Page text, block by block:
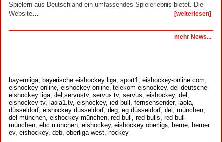
Spielern aus Deutschland ein umfassendes Spielerlebnis bietet. Die
Website…
[weiterlesen]
mehr News...
bayernliga, bayerische eishockey liga, sport1, eishockey-online.com,
eishockey online, eishockey-online, telekom eishockey, del deutsche
eishockey liga, del,servustv, servus tv, servus, eishockey, del,
eishockey tv, laola1.tv, eishockey, red bull, fernsehsender, laola,
düsseldorf, eishockey düsseldorf, deg, eg düsseldorf, del, münchen,
del münchen, eishockey münchen, red bull, red bulls, red bull
münchen, ehc münchen, eishockey, eishockey oberliga, herne, herner
ev, eishockey, deb, oberliga west, hockey